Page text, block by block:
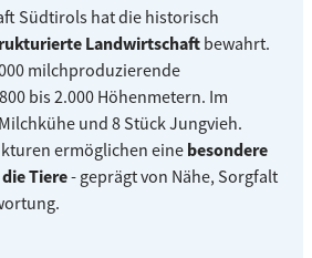
Südtirols hat die historisch
Landwirtschaftbewahrt.
milchproduzierende
bis 2.000 Höhenmetern. Im
und 8 Stück Jungvieh.
ermöglichen einebesondere
Tiere- geprägt von Nähe, Sorgfalt